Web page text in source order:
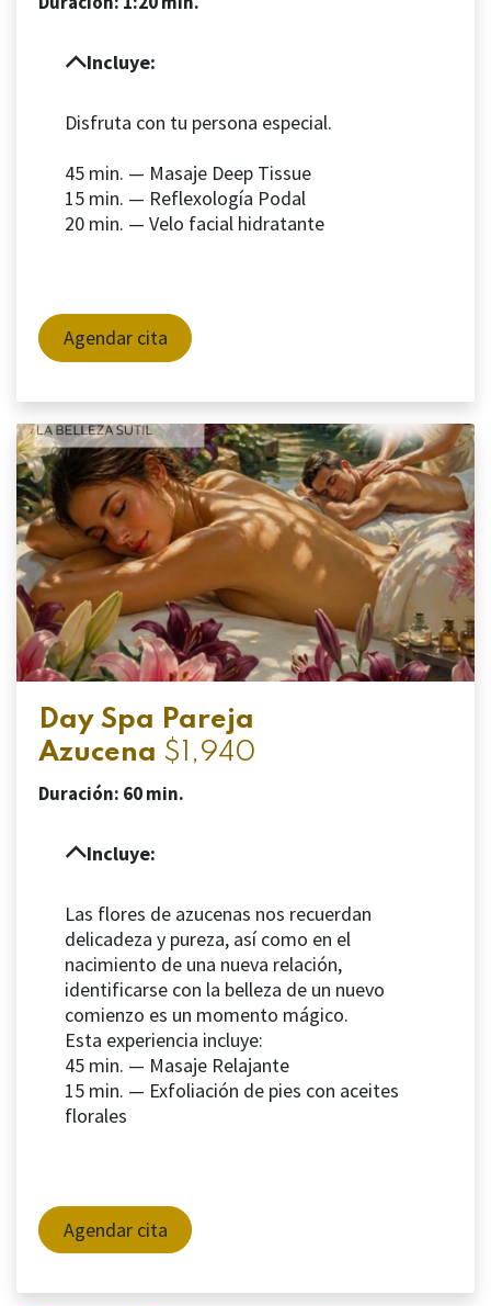
Incluye:
Disfruta con tu persona especial.
45 min. — Masaje Deep Tissue
15 min. — Reflexología Podal
20 min. — Velo facial hidratante
Agendar cita
Day Spa Pareja
Azucena $1,940
Duración: 60 min.
Incluye:
Las flores de azucenas nos recuerdan
delicadeza y pureza, así como en el
nacimiento de una nueva relación,
identificarse con la belleza de un nuevo
comienzo es un momento mágico.
Esta experiencia incluye:
45 min. — Masaje Relajante
15 min. — Exfoliación de pies con aceites
florales
Agendar cita